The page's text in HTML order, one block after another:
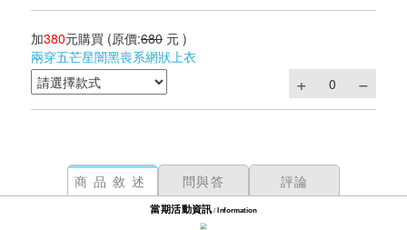
加380元購買 (原價:680 元 )
兩穿五芒星闇黑喪系網狀上衣
商品敘述 問與答 評論